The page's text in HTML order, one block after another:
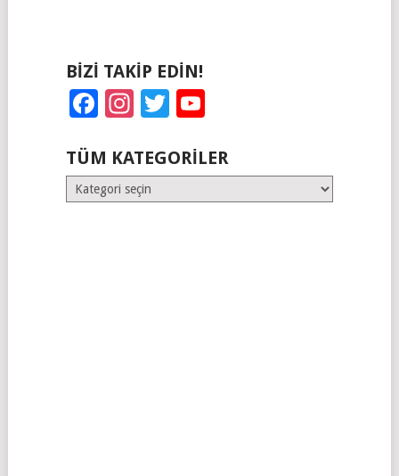
BIZI TAKIP EDIN!
Facebook
Instagram
Twitter
TÜM KATEGORILER
Tüm
Kategoriler